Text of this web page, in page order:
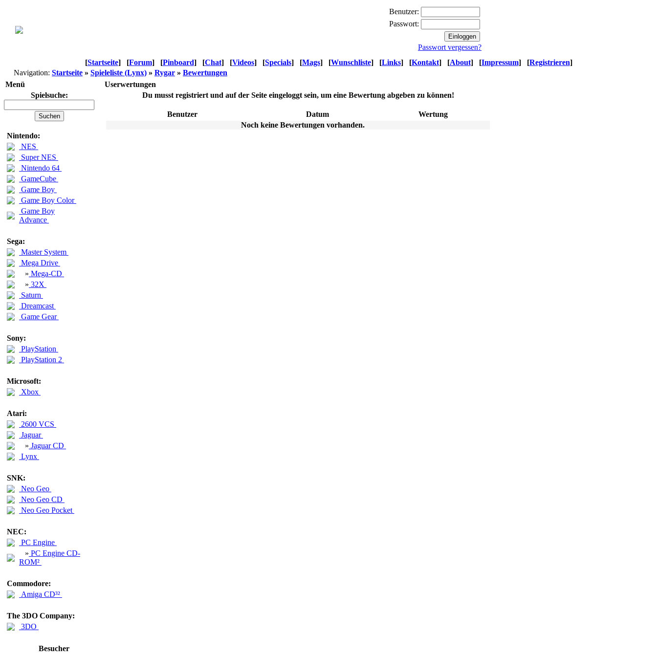
Benutzer:
Passwort:
Passwort vergessen?
[Startseite] [Forum] [Pinboard] [Chat] [Videos] [Specials] [Mags] [Wunschliste] [Links] [Kontakt] [About] [Impressum] [Registrieren]
Navigation: Startseite » Spieleliste (Lynx) » Rygar » Bewertungen
Menü
Userwertungen
Spielsuche:
Nintendo:
NES
Super NES
Nintendo 64
GameCube
Game Boy
Game Boy Color
Game Boy
Advance
Sega:
Master System
Mega Drive
» Mega-CD
» 32X
Saturn
Dreamcast
Game Gear
Sony:
PlayStation
PlayStation 2
Microsoft:
Xbox
Atari:
2600 VCS
Jaguar
» Jaguar CD
Lynx
SNK:
Neo Geo
Neo Geo CD
Neo Geo Pocket
NEC:
PC Engine
» PC Engine CD-
ROM²
Commodore:
Amiga CD³²
The 3DO Company:
3DO
Besucher
Du musst registriert und auf der Seite eingeloggt sein, um eine Bewertung abgeben zu können!
Benutzer Datum
Wertung
Noch keine Bewertungen vorhanden.